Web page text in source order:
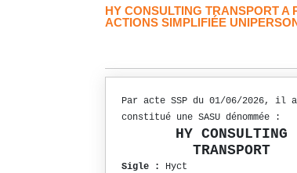
HY CONSULTING TRANSPORT A
ACTIONS SIMPLIFIÉE
Par acte SSP du 01/06/2026, il
constitué une SASU dénommée :
HY CONSULTING
TRANSPORT
Sigle :
Hyct